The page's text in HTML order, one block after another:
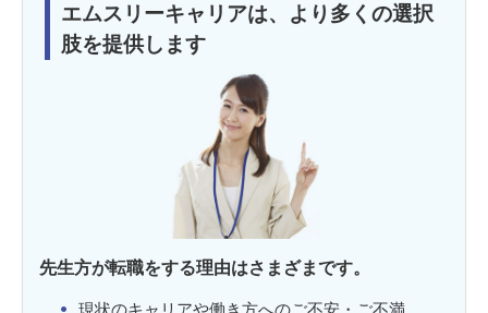
エムスリーキャリアは、より多くの選択
肢を提供します
先生方が転職をする理由はさまざまです。
現状のキャリアや働き方へのご不安・ご不満